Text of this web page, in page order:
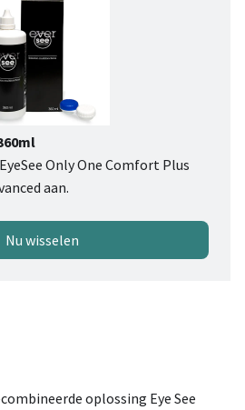
Only One Comfort Plus
aan.
Nu wisselen
oplossing Eye See